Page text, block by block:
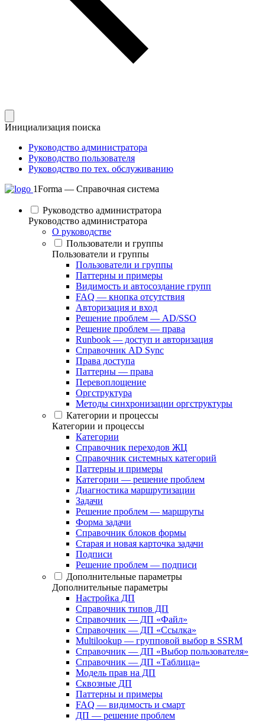
Инициализация поиска
Руководство администратора
Руководство пользователя
Руководство по тех. обслуживанию
1Forma — Справочная система
Руководство администратора
Руководство администратора
О руководстве
Пользователи и группы
Пользователи и группы
Пользователи и группы
Паттерны и примеры
Видимость и автосоздание групп
FAQ — кнопка отсутствия
Авторизация и вход
Решение проблем — AD/SSO
Решение проблем — права
Runbook — доступ и авторизация
Справочник AD Sync
Права доступа
Паттерны — права
Перевоплощение
Оргструктура
Методы синхронизации оргструктуры
Категории и процессы
Категории и процессы
Категории
Справочник переходов ЖЦ
Справочник системных категорий
Паттерны и примеры
Категории — решение проблем
Диагностика маршрутизации
Задачи
Решение проблем — маршруты
Форма задачи
Справочник блоков формы
Старая и новая карточка задачи
Подписи
Решение проблем — подписи
Дополнительные параметры
Дополнительные параметры
Настройка ДП
Справочник типов ДП
Справочник — ДП «Файл»
Справочник — ДП «Ссылка»
Multilookup — групповой выбор в SSRM
Справочник — ДП «Выбор пользователя»
Справочник — ДП «Таблица»
Модель прав на ДП
Сквозные ДП
Паттерны и примеры
FAQ — видимость и смарт
ДП — решение проблем